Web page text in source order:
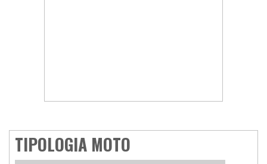
TIPOLOGIA MOTO